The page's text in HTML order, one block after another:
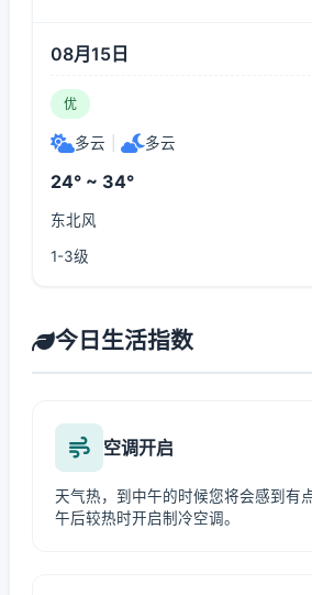
08月15日
优
多云 多云
24° ~ 34°
东北风
1-3级
今日生活指数
空调开启
天气热，到中午的时候您将会感到有
午后较热时开启制冷空调。